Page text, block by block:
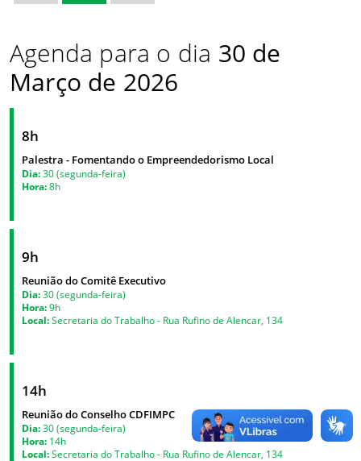
Agenda para o dia 30 de
Março de 2026
8h
Palestra - Fomentando o Empreendedorismo Local
Dia:30 (segunda-feira)
Hora:8h
9h
Reunião do Comitê Executivo
Dia:30 (segunda-feira)
Hora:9h
Local:Secretaria do Trabalho - Rua Rufino de Alencar, 134
14h
Reunião do Conselho CDFIMPC
Dia:30 (segunda-feira)
Hora: 14h
Local:Secretaria do Trabalho - Rua Rufino de Alencar, 134